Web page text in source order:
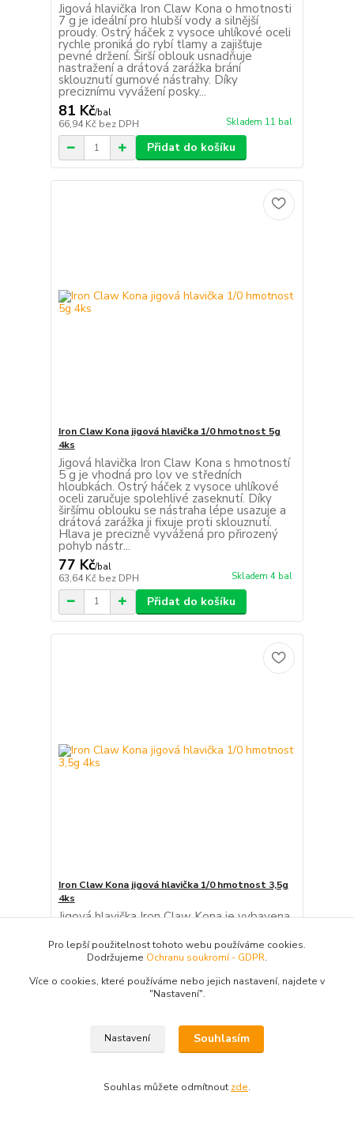
Jigová hlavička Iron Claw Kona o hmotnosti
7 g je ideální pro hlubší vody a silnější
proudy. Ostrý háček z vysoce uhlíkové oceli
rychle proniká do rybí tlamy a zajišťuje
pevné držení. Širší oblouk usnadňuje
nastražení a drátová zarážka brání
sklouznutí gumové nástrahy. Díky
preciznímu vyvážení posky...
81 Kč/bal
66,94 Kč bez DPH Skladem 11 bal
Přidat do košíku
Iron Claw Kona jigová hlavička 1/0 hmotnost 5g
4ks
Jigová hlavička Iron Claw Kona s hmotností
5 g je vhodná pro lov ve středních
hloubkách. Ostrý háček z vysoce uhlíkové
oceli zaručuje spolehlivé zaseknutí. Díky
širšímu oblouku se nástraha lépe usazuje a
drátová zarážka ji fixuje proti sklouznutí.
Hlava je precizně vyvážená pro přirozený
pohyb nástr...
77 Kč/bal
63,64 Kč bez DPH Skladem 4 bal
Přidat do košíku
Iron Claw Kona jigová hlavička 1/0 hmotnost 3,5g
4ks
Jigová hlavička Iron Claw Kona je vybavena
který zajišťuje pevné zaseknutí v tlamě ryby.
Širší oblouk háčku umožňuje snadnější
nastražení gumových nástrah a lepší držení.
Drátová zarážka zabraňuje posunutí
nástrahy při lovu. Hlava je dokonale
vyvážená pro optim...
bez DPH Skladem 6 bal
Přidat do košíku
Pro lepší použitelnost tohoto webu používáme cookies.
Dodržujeme Ochranu soukromí - GDPR.
Více o cookies, které používáme nebo jejich nastavení, najdete v
"Nastavení".
Nastavení Souhlasím
Souhlas můžete odmítnout zde.